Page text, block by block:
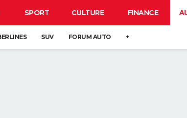
SPORT CULTURE FINANCE
SUV FORUM AUTO +